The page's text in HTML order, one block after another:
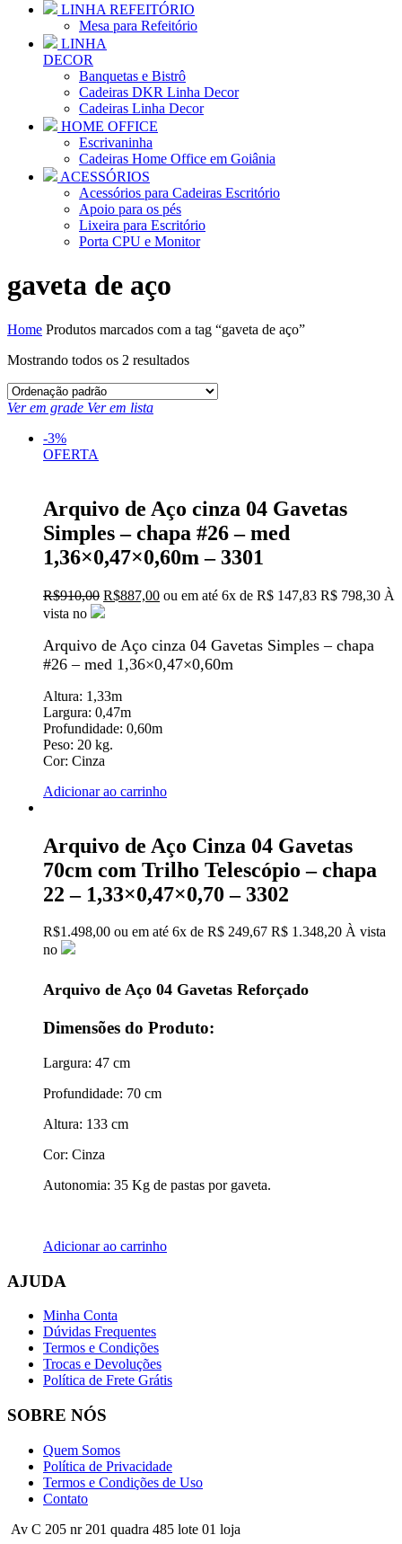
LINHA REFEITÓRIO
Mesa para Refeitório
LINHA
DECOR
Banquetas e Bistrô
Cadeiras DKR Linha Decor
Cadeiras Linha Decor
HOME OFFICE
Escrivaninha
Cadeiras Home Office em Goiânia
ACESSÓRIOS
Acessórios para Cadeiras Escritório
Apoio para os pés
Lixeira para Escritório
Porta CPU e Monitor
gaveta de aço
Home Produtos marcados com a tag “gaveta de aço”
Mostrando todos os 2 resultados
Ver em grade Ver em lista
-3%
OFERTA
Arquivo de Aço cinza 04 Gavetas
Simples – chapa #26 – med
1,36×0,47×0,60m – 3301
R$910,00 O
preço
era:
R$910,00.
R$887,00O
é:
R$887,00.
ou em até 6x de R$ 147,83 R$ 798,30 À
vista no
Arquivo de Aço cinza 04 Gavetas Simples – chapa
#26 – med 1,36×0,47×0,60m
Altura: 1,33m
Largura: 0,47m
Profundidade: 0,60m
Peso: 20 kg.
Cor: Cinza
Adicionar ao carrinho
Arquivo de Aço Cinza 04 Gavetas
70cm com Trilho Telescópio – chapa
22 – 1,33×0,47×0,70 – 3302
R$1.498,00 ou em até 6x de R$ 249,67 R$ 1.348,20 À vista
no
Arquivo de Aço 04 Gavetas Reforçado
Dimensões do Produto:
Largura: 47 cm
Profundidade: 70 cm
Altura: 133 cm
Cor: Cinza
Autonomia: 35 Kg de pastas por gaveta.
Adicionar ao carrinho
AJUDA
Minha Conta
Dúvidas Frequentes
Termos e Condições
Trocas e Devoluções
Política de Frete Grátis
SOBRE NÓS
Quem Somos
Política de Privacidade
Termos e Condições de Uso
Contato
Av C 205 nr 201 quadra 485 lote 01 loja